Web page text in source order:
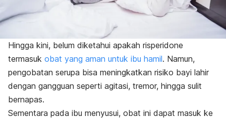
Hingga kini, belum diketahui apakah risperidone
termasuk obat yang aman untuk ibu hamil. Namun,
pengobatan serupa bisa meningkatkan risiko bayi lahir
dengan gangguan seperti agitasi, tremor, hingga sulit
bernapas.
Sementara pada ibu menyusui, obat ini dapat masuk ke